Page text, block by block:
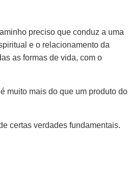
preciso que conduz a uma
e o relacionamento da
as formas de vida, com o
muito mais do que um produto do
certas verdades fundamentais.